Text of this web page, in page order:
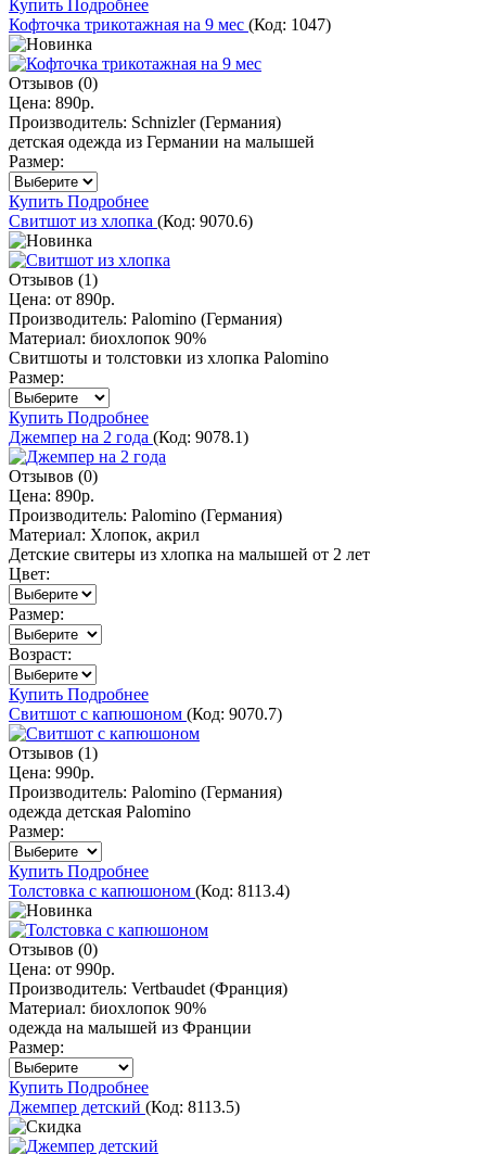
Купить
Подробнее
Кофточка трикотажная на 9 мес (Код: 1047)
Отзывов (0)
Цена: 890р.
Производитель: Schnizler (Германия)
детская одежда из Германии на малышей
Размер:
Купить Подробнее
Свитшот из хлопка (Код: 9070.6)
Отзывов (1)
Цена: от 890р.
Производитель: Palomino (Германия)
Материал: биохлопок 90%
Свитшоты и толстовки из хлопка Palomino
Размер:
Купить Подробнее
Джемпер на 2 года (Код: 9078.1)
Отзывов (0)
Цена: 890р.
Производитель: Palomino (Германия)
Материал: Хлопок, акрил
Детские свитеры из хлопка на малышей от 2 лет
Цвет:
Размер:
Возраст:
Купить Подробнее
Свитшот с капюшоном (Код: 9070.7)
Отзывов (1)
Цена: 990р.
Производитель: Palomino (Германия)
одежда детская Palomino
Размер:
Купить Подробнее
Толстовка с капюшоном (Код: 8113.4)
Отзывов (0)
Цена: от 990р.
Производитель: Vertbaudet (Франция)
Материал: биохлопок 90%
одежда на малышей из Франции
Размер:
Купить Подробнее
Джемпер детский (Код: 8113.5)